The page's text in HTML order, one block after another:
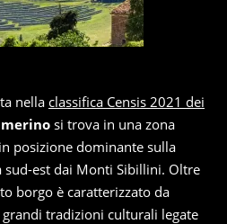
nella classifica Censis 2021 dei
si trova in una zona
posizione dominante sulla
sud-est dai Monti Sibillini. Oltre
borgo è caratterizzato da
tradizioni culturali legate